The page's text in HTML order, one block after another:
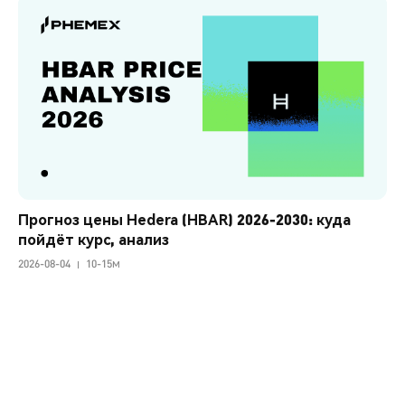
Прогноз цены Hedera (HBAR) 2026-2030: куда
пойдёт курс, анализ
2026-08-04 10-15м